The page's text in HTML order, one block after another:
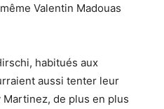
Valentin Madouas
habitués aux
aussi tenter leur
de plus en plus